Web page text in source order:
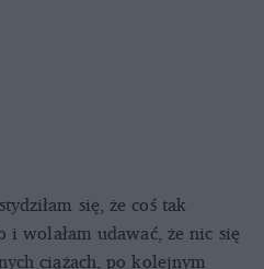
się, że coś tak
i wolałam udawać, że nic się
ciążach, po kolejnym